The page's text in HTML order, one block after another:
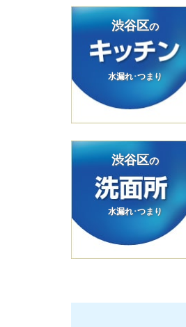
渋谷区の
水漏れ･つまり
渋谷区の
水漏れ･つまり